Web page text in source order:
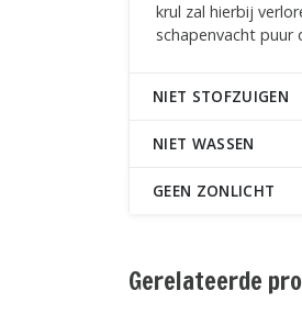
krul zal hierbij
schapenvacht puur
NIET STOFZUIGEN
NIET WASSEN
GEEN ZONLICHT
Gerelateerde